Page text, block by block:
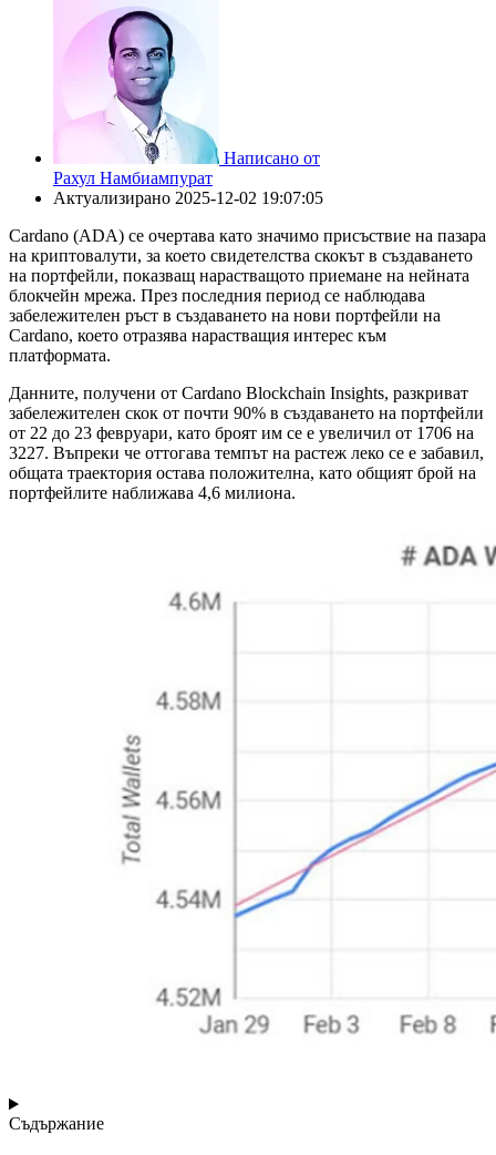
Написано от
Рахул Намбиампурат
Актуализирано 2025-12-02 19:07:05
Cardano (ADA) се очертава като значимо присъствие на пазара
на криптовалути, за което свидетелства скокът в създаването
на портфейли, показващ нарастващото приемане на нейната
блокчейн мрежа. През последния период се наблюдава
забележителен ръст в създаването на нови портфейли на
Cardano, което отразява нарастващия интерес към
платформата.
Данните, получени от Cardano Blockchain Insights, разкриват
забележителен скок от почти 90% в създаването на портфейли
от 22 до 23 февруари, като броят им се е увеличил от 1706 на
3227. Въпреки че оттогава темпът на растеж леко се е забавил,
общата траектория остава положителна, като общият брой на
портфейлите наближава 4,6 милиона.
Съдържание